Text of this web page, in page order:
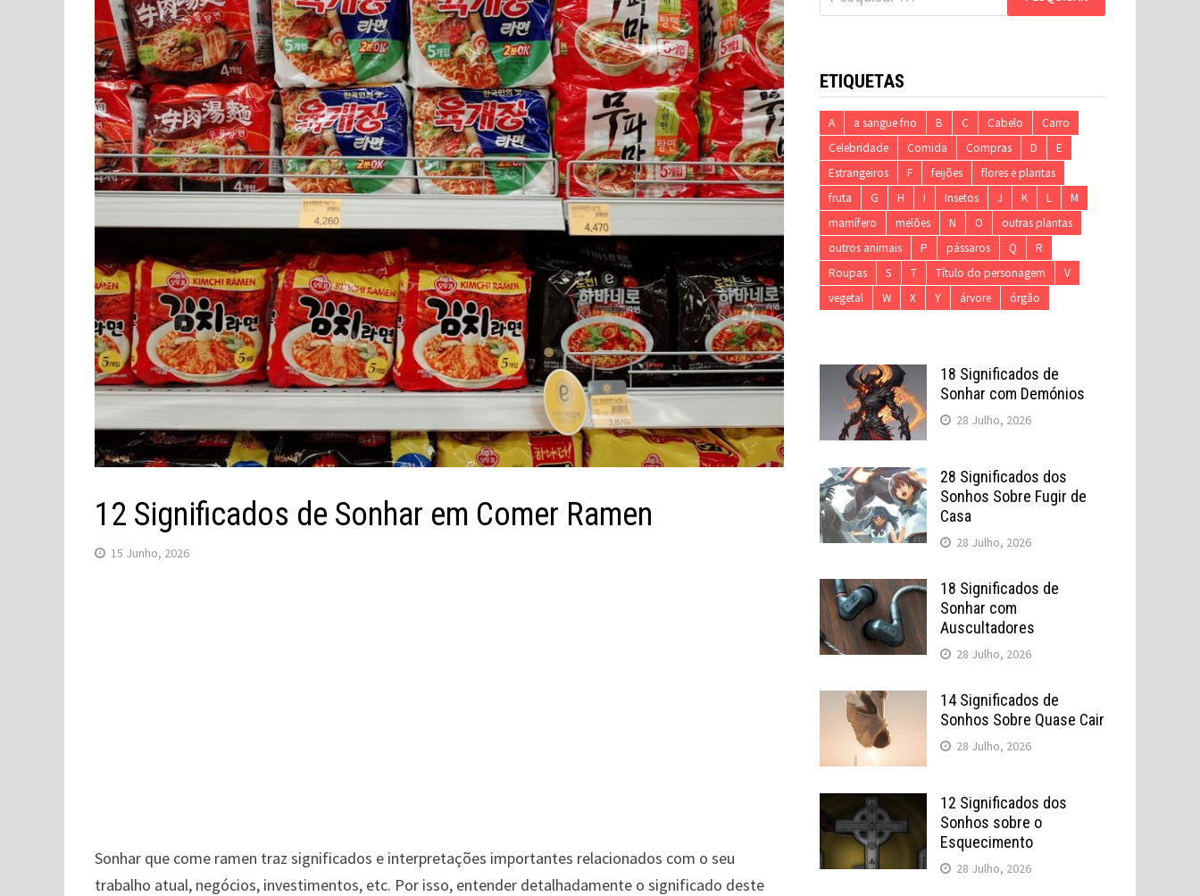
12 Significados de Sonhar em Comer Ramen
15 Junho, 2026
Sonhar que come ramen traz significados e interpretações importantes relacionados com o seu
trabalho atual, negócios, investimentos, etc. Por isso, entender detalhadamente o significado deste
por:
ETIQUETAS
A a sangue frio B C Cabelo
Carro
Celebridade
Comida Compras D
E
Estrangeiros
F feijões
flores e plantas
fruta
G H I Insetos J K L
M
mamífero
melões N O
outras plantas
outros animais
P pássaros Q
R
Roupas
S T Título do personagem
V
vegetal
W X Y árvore órgão
18 Significados de
Sonhar com Demónios
28 Julho, 2026
28 Significados dos
Sonhos Sobre Fugir de
Casa
28 Julho, 2026
18 Significados de
Sonhar com
Auscultadores
28 Julho, 2026
14 Significados de
Sonhos Sobre Quase Cair
28 Julho, 2026
12 Significados dos
Sonhos sobre o
Esquecimento
28 Julho, 2026